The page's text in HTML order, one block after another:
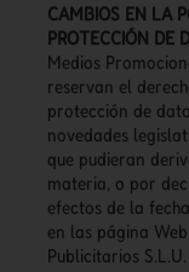
CAMBIOS EN LA
PROTECCIÓN DE
Medios
reservan el
protección de
novedades
que pudieran
materia, o por
efectos de la
en las página
Publicitarios S.L.U.